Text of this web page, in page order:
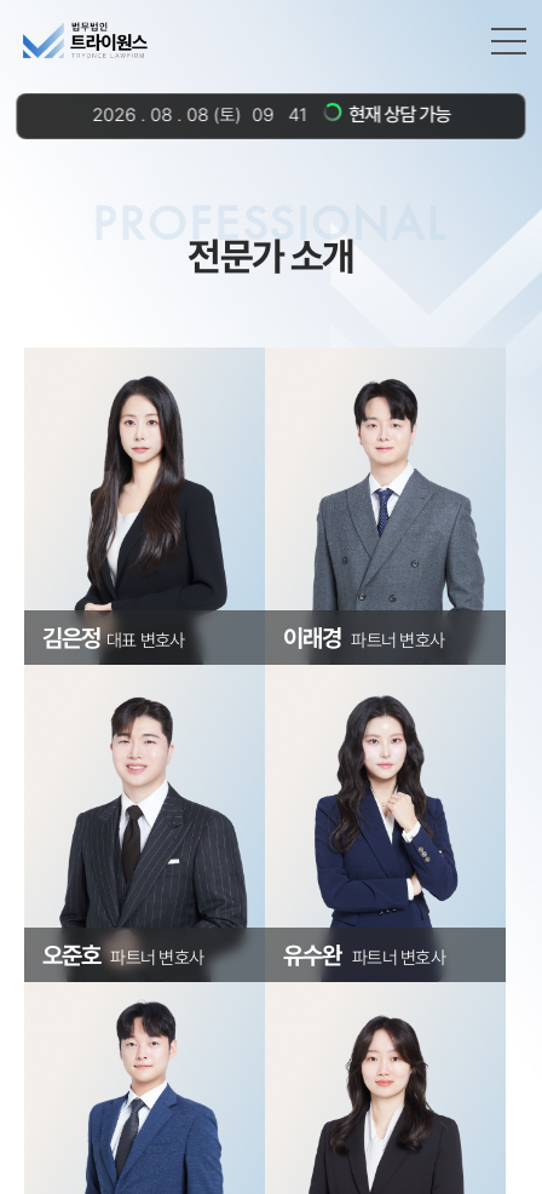
2026 . 08 . 08 (토) 09 41 현재 상담 가능
PROFESSIONAL
전문가 소개
김은정 대표 변호사 이래경 파트너 변호사
오준호 파트너 변호사 유수완 파트너 변호사